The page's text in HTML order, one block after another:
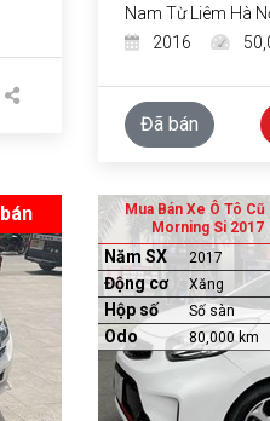
Nam Từ Liêm Hà
2016
Đã bán
Mua Bán Xe Ô Tô Cũ
Morning Si 2017
Năm SX 2017
Động cơ Xăng
Hộp số Số sàn
Odo 80,000 km